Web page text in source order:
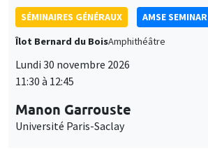
SÉMINAIRES GÉNÉRAUX
AMSE SEMINAR
Îlot Bernard du BoisAmphithéâtre
Lundi 30 novembre 2026
11:30 à 12:45
Manon Garrouste
Université Paris-Saclay